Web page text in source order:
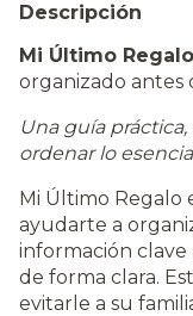
Descripción
Mi Último
organizado antes
Una guía
ordenar lo
Mi Último Regalo
ayudarte a
información clave
de forma clara.
evitarle a su